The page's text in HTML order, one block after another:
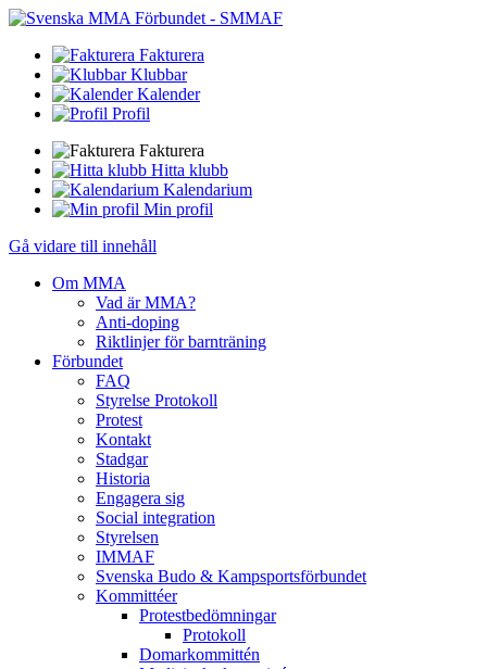
Fakturera
Klubbar
Kalender
Profil
Fakturera
Hitta klubb
Kalendarium
Min profil
Gå vidare till innehåll
Om MMA
Vad är MMA?
Anti-doping
Riktlinjer för barnträning
Förbundet
FAQ
Styrelse Protokoll
Protest
Kontakt
Stadgar
Historia
Engagera sig
Social integration
Styrelsen
IMMAF
Svenska Budo & Kampsportsförbundet
Kommittéer
Protestbedömningar
Protokoll
Domarkommittén